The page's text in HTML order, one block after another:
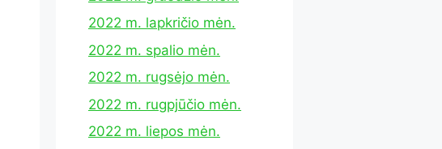
2022 m. lapkričio mėn.
2022 m. spalio mėn.
2022 m. rugsėjo mėn.
2022 m. rugpjūčio mėn.
2022 m. liepos mėn.